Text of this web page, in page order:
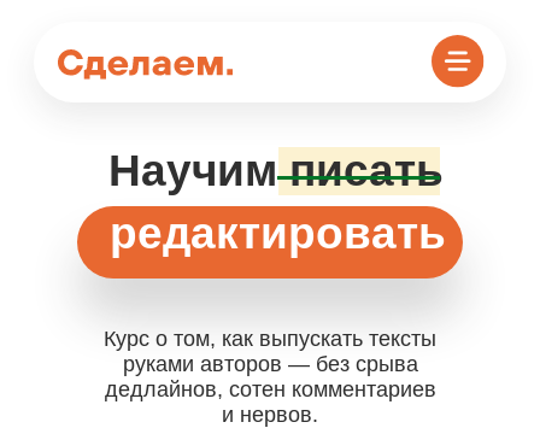
Научим писать
редактировать
Курс о том, как выпускать тексты
руками авторов — без срыва
дедлайнов, сотен комментариев
и нервов.
редактировать